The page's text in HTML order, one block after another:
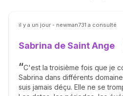
il y a un jour - newman731 a consulté
Sabrina de Saint Ange
C'est la troisième fois que je
Sabrina dans différents
suis jamais déçu. Elle ne se